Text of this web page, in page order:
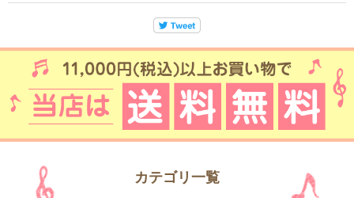
カテゴリ一覧